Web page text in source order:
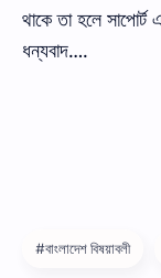
থাকে তা হলে সাপোর্ট
ধন্যবাদ….
#বাংলাদেশ বিষয়াবলী